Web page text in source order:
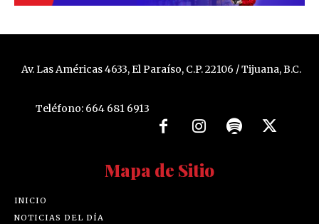
Av. Las Américas 4633, El Paraíso, C.P. 22106 / Tijuana, B.C.
Teléfono: 664 681 6913
Mapa de Sitio
INICIO
NOTICIAS DEL DÍA